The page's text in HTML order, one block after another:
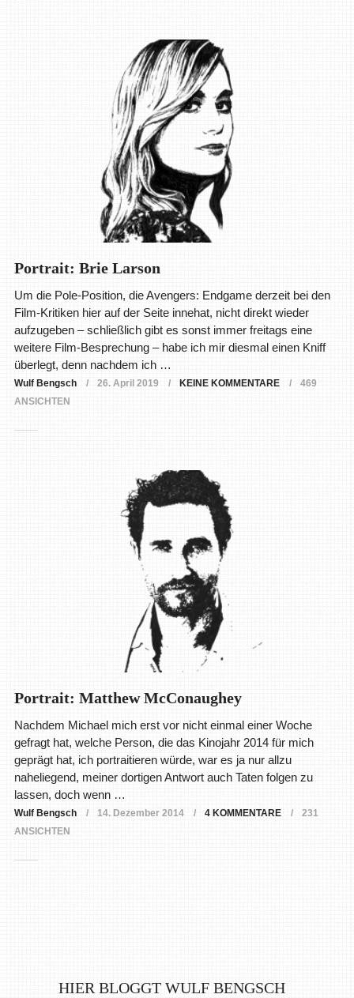
Portrait: Brie Larson
Um die Pole-Position, die Avengers: Endgame derzeit bei den
Film-Kritiken hier auf der Seite innehat, nicht direkt wieder
aufzugeben – schließlich gibt es sonst immer freitags eine
weitere Film-Besprechung – habe ich mir diesmal einen Kniff
überlegt, denn nachdem ich …
Wulf Bengsch 26. April 2019 KEINE KOMMENTARE
469
ANSICHTEN
Portrait: Matthew McConaughey
Nachdem Michael mich erst vor nicht einmal einer Woche
gefragt hat, welche Person, die das Kinojahr 2014 für mich
geprägt hat, ich portraitieren würde, war es ja nur allzu
naheliegend, meiner dortigen Antwort auch Taten folgen zu
lassen, doch wenn …
Wulf Bengsch 14. Dezember 2014 4 KOMMENTARE
231
ANSICHTEN
HIER BLOGGT WULF BENGSCH